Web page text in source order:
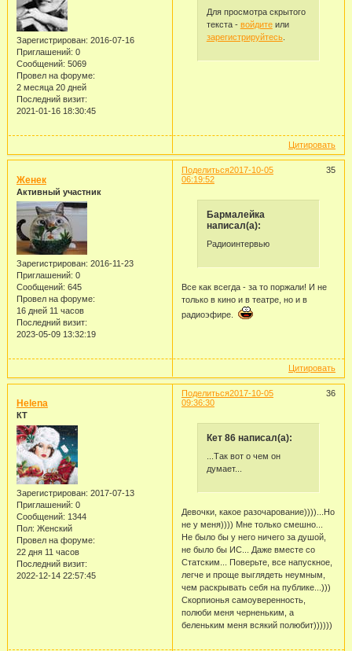
Зарегистрирован: 2016-07-16
Приглашений: 0
Сообщений: 5069
Провел на форуме:
2 месяца 20 дней
Последний визит:
2021-01-16 18:30:45
Для просмотра скрытого
текста - войдитеили
зарегистрируйтесь.
Цитировать
Поделиться 35
2017-10-05
06:19:52
Женек
Активный участник
Зарегистрирован: 2016-11-23
Приглашений: 0
Сообщений: 645
Провел на форуме:
16 дней 11 часов
Последний визит:
2023-05-09 13:32:19
Бармалейка
написал(а):
Радиоинтервью
Все как всегда - за то поржали! И не
только в кино и в театре, но и в
радиоэфире.
Цитировать
Поделиться 36
2017-10-05
09:36:30
Helena
КТ
Зарегистрирован: 2017-07-13
Приглашений: 0
Сообщений: 1344
Пол: Женский
Провел на форуме:
22 дня 11 часов
Последний визит:
2022-12-14 22:57:45
Кет 86 написал(а):
...Так вот о чем он
думает...
Девочки, какое разочарование))))...Но
не у меня)))) Мне только смешно...
Не было бы у него ничего за душой,
не было бы ИС... Даже вместе со
Статским... Поверьте, все напускное,
легче и проще выглядеть неумным,
чем раскрывать себя на публике...)))
Скорпионья самоуверенность,
полюби меня черненьким, а
беленьким меня всякий полюбит))))))